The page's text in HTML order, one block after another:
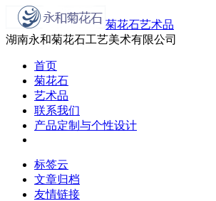
菊花石艺术品
湖南永和菊花石工艺美术有限公司
首页
菊花石
艺术品
联系我们
产品定制与个性设计
标签云
文章归档
友情链接